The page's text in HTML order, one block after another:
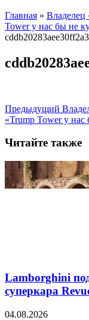
Главная » Владелец
Tower у нас бы не
Предыдущий
«Trump Tower у
Читайте также
Lamborghini
суперкара
04.08.2026